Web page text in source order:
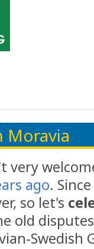
Moravia
very
ago.
so let's
old
Swedish